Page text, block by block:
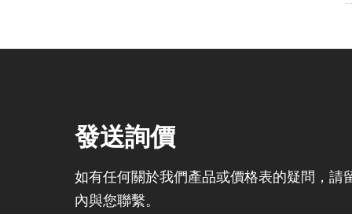
發送詢價
如有任何關於我們產品或價格表的疑問，
內與您聯繫。